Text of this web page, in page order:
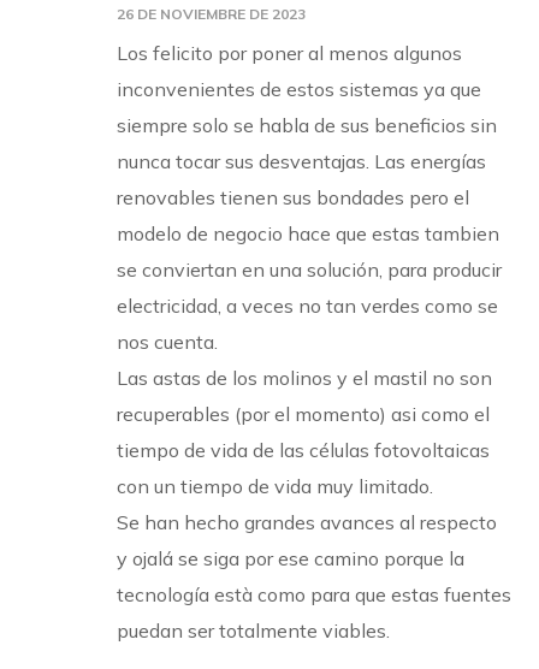
26 DE NOVIEMBRE DE 2023
Los felicito por poner al menos algunos
inconvenientes de estos sistemas ya que
siempre solo se habla de sus beneficios sin
nunca tocar sus desventajas. Las energías
renovables tienen sus bondades pero el
modelo de negocio hace que estas tambien
se conviertan en una solución, para producir
electricidad, a veces no tan verdes como se
nos cuenta.
Las astas de los molinos y el mastil no son
recuperables (por el momento) asi como el
tiempo de vida de las células fotovoltaicas
con un tiempo de vida muy limitado.
Se han hecho grandes avances al respecto
y ojalá se siga por ese camino porque la
tecnología està como para que estas fuentes
puedan ser totalmente viables.